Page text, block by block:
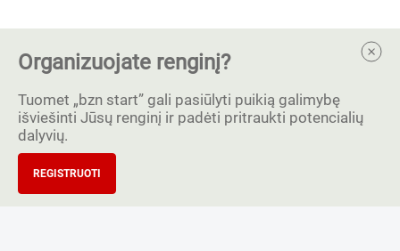
Organizuojate renginį?
Tuomet „bzn start” gali pasiūlyti puikią galimybę
išviešinti Jūsų renginį ir padėti pritraukti potencialių
dalyvių.
REGISTRUOTI